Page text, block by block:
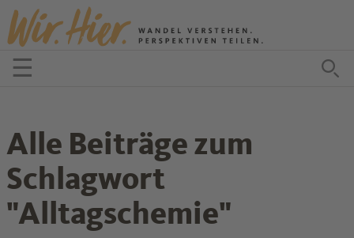
Zum Inhalt springen
☰Menü öffnen
Alle Beiträge zum
Schlagwort
"Alltagschemie"